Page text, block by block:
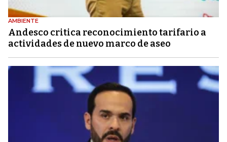
AMBIENTE
Andesco critica reconocimiento tarifario a
actividades de nuevo marco de aseo